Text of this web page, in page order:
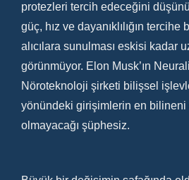
protezleri tercih edeceğini
güç, hız ve dayanıklılığın
alıcılara sunulması eskisi kadar
görünmüyor. Elon Musk’ın
Nöroteknoloji şirketi bilişsel
yönündeki girişimlerin en bilineni
olmayacağı şüphesiz.